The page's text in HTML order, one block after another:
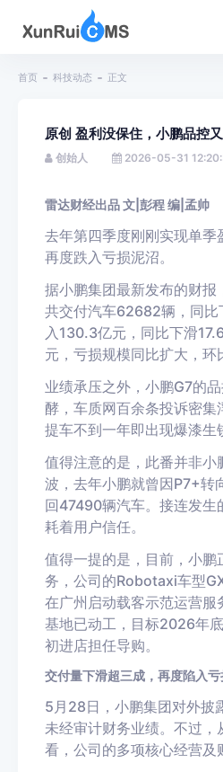
首页 科技动态 正文
原创 盈利没保住，小鹏品控
创始人 2026-05-31
雷达财经出品 文|彭程 编|孟帅
去年第四季度刚刚实现单季
再度跌入亏损泥沼。
据小鹏集团最新发布的财报
共交付汽车62682辆，同比
入130.3亿元，同比下滑
元，亏损规模同比扩大，环
业绩承压之外，小鹏G7的
酵，车质网百余条投诉密集
提车不到一年即出现爆漆生
值得注意的是，此番并非小
波，去年小鹏就曾因P7+转
回47490辆汽车。接连发生
耗着用户信任。
值得一提的是，目前，小鹏
务，公司的Robotaxi车型
在广州启动载客示范运营服
基地已动工，目标2026年
初进店担任导购。
交付量下滑超三成，再度陷入
5月28日，小鹏集团对外披
未经审计财务业绩。不过，
看，公司的多项核心经营及